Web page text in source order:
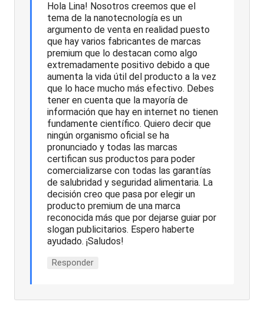
Hola Lina! Nosotros creemos que el
tema de la nanotecnología es un
argumento de venta en realidad puesto
que hay varios fabricantes de marcas
premium que lo destacan como algo
extremadamente positivo debido a que
aumenta la vida útil del producto a la vez
que lo hace mucho más efectivo. Debes
tener en cuenta que la mayoría de
información que hay en internet no tienen
fundamente científico. Quiero decir que
ningún organismo oficial se ha
pronunciado y todas las marcas
certifican sus productos para poder
comercializarse con todas las garantías
de salubridad y seguridad alimentaria. La
decisión creo que pasa por elegir un
producto premium de una marca
reconocida más que por dejarse guiar por
slogan publicitarios. Espero haberte
ayudado. ¡Saludos!
Responder